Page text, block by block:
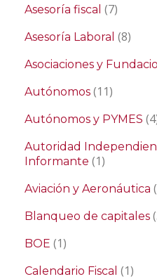
Asesoría fiscal (7)
Asesoría Laboral (8)
Asociaciones y
Autónomos (11)
Autónomos y PYMES
Autoridad
Informante (1)
Aviación y Aeronáutica
Blanqueo de capitales
BOE (1)
Calendario Fiscal (1)